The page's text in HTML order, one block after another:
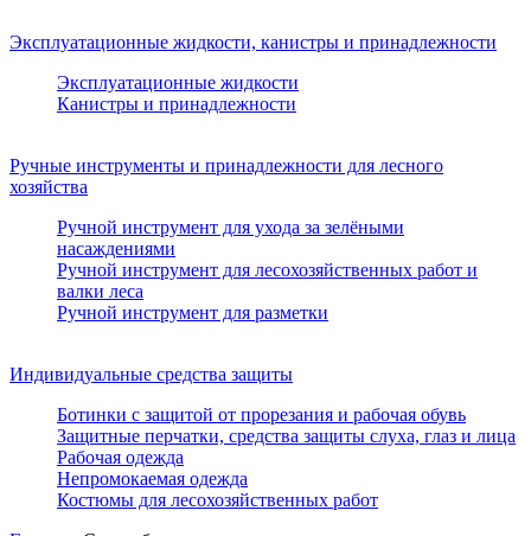
Эксплуатационные жидкости, канистры и принадлежности
Эксплуатационные жидкости
Канистры и принадлежности
Ручные инструменты и принадлежности для лесного
хозяйства
Ручной инструмент для ухода за зелёными
насаждениями
Ручной инструмент для лесохозяйственных работ и
валки леса
Ручной инструмент для разметки
Индивидуальные средства защиты
Ботинки с защитой от прорезания и рабочая обувь
Защитные перчатки, средства защиты слуха, глаз и лица
Рабочая одежда
Непромокаемая одежда
Костюмы для лесохозяйственных работ